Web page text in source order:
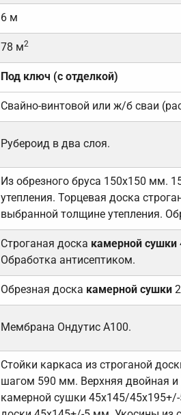
6 м
78 м2
Под ключ (с отделкой)
Свайно-винтовой или ж/б сваи
Рубероид в два слоя.
Из обрезного бруса 150х150 мм.
утепления. Торцевая доска
выбранной толщине утепления.
Строганая доска камерной сушки
Обработка антисептиком.
Обрезная доска камерной сушки
Мембрана Ондутис А100.
Стойки каркаса из строганой
шагом 590 мм. Верхняя двойная и
камерной сушки 45х145/